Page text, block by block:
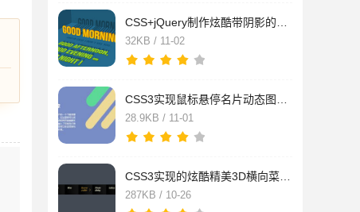
32KB / 11-02
28.9KB / 11-01
287KB / 10-26